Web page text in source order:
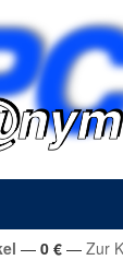
— 0 € — Zur